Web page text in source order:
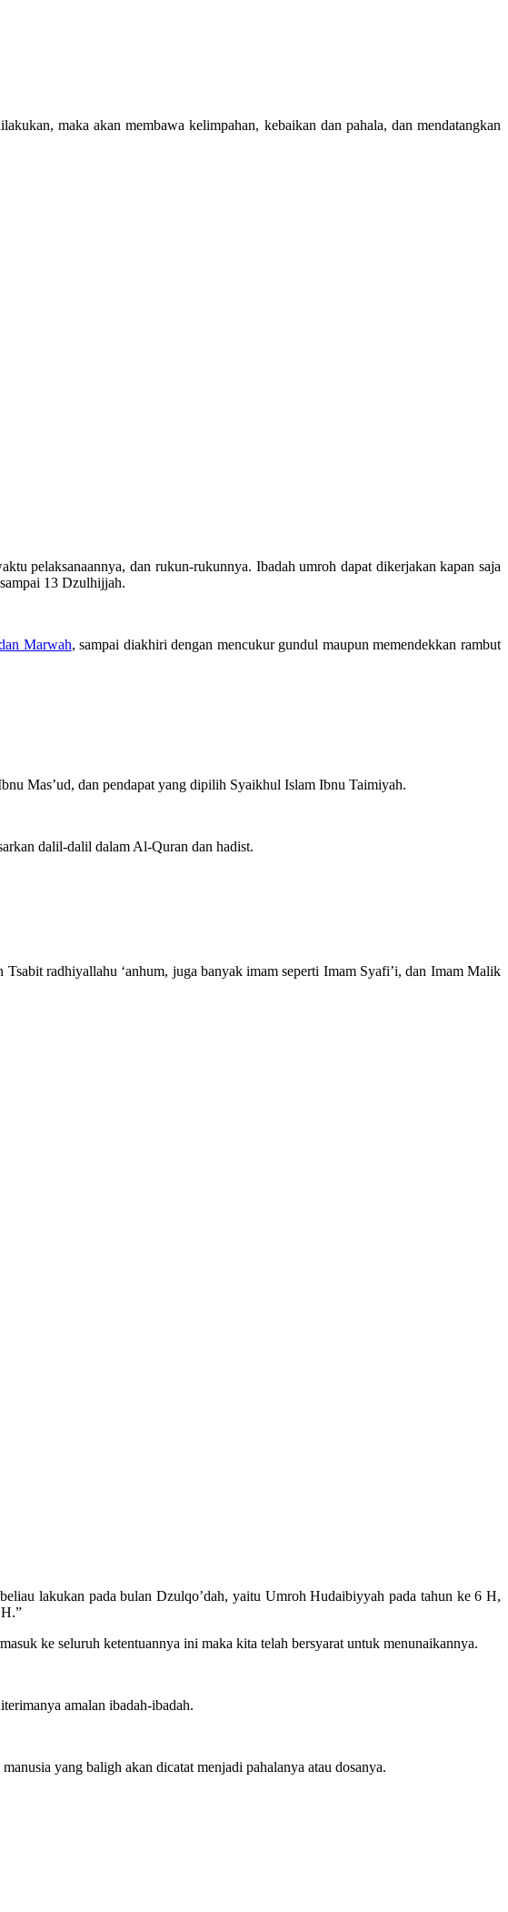
maka akan membawa kelimpahan, kebaikan dan pahala, dan mendatangkan
pelaksanaannya, dan rukun-rukunnya. Ibadah umroh dapat dikerjakan kapan saja
13 Dzulhijjah.
Marwah, sampai diakhiri dengan mencukur gundul maupun memendekkan rambut
Mas’ud, dan pendapat yang dipilih Syaikhul Islam Ibnu Taimiyah.
dalil-dalil dalam Al-Quran dan hadist.
radhiyallahu ‘anhum, juga banyak imam seperti Imam Syafi’i, dan Imam Malik
lakukan pada bulan Dzulqo’dah, yaitu Umroh Hudaibiyyah pada tahun ke 6 H,
ke seluruh ketentuannya ini maka kita telah bersyarat untuk menunaikannya.
amalan ibadah-ibadah.
yang baligh akan dicatat menjadi pahalanya atau dosanya.